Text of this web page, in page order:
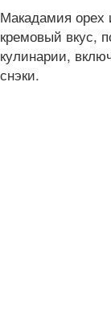
Макадамия орех
кремовый вкус,
кулинарии,
снэки.